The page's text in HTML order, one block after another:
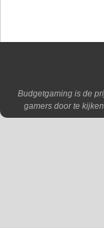
Budgetgaming is de
gamers door te